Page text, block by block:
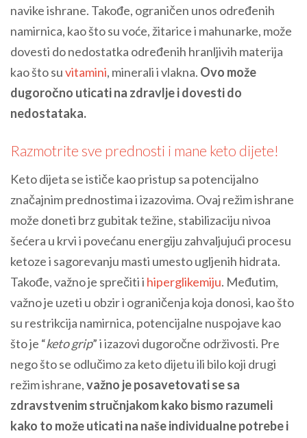
navike ishrane. Takođe, ograničen unos određenih
namirnica, kao što su voće, žitarice i mahunarke, može
dovesti do nedostatka određenih hranljivih materija
kao što suvitamini, minerali i vlakna. Ovo može
dugoročno uticati na zdravlje i dovesti do
nedostataka.
Razmotrite sve prednosti i mane keto dijete!
Keto dijeta se ističe kao pristup sa potencijalno
značajnim prednostima i izazovima. Ovaj režim ishrane
može doneti brz gubitak težine, stabilizaciju nivoa
šećera u krvi i povećanu energiju zahvaljujući procesu
ketoze i sagorevanju masti umesto ugljenih hidrata.
Takođe, važno je sprečiti i hiperglikemiju. Međutim,
važno je uzeti u obzir i ograničenja koja donosi, kao što
su restrikcija namirnica, potencijalne nuspojave kao
što je “keto grip” i izazovi dugoročne održivosti. Pre
nego što se odlučimo za keto dijetu ili bilo koji drugi
režim ishrane,važno je posavetovati se sa
zdravstvenim stručnjakom kako bismo razumeli
kako to može uticati na naše individualne potrebe i